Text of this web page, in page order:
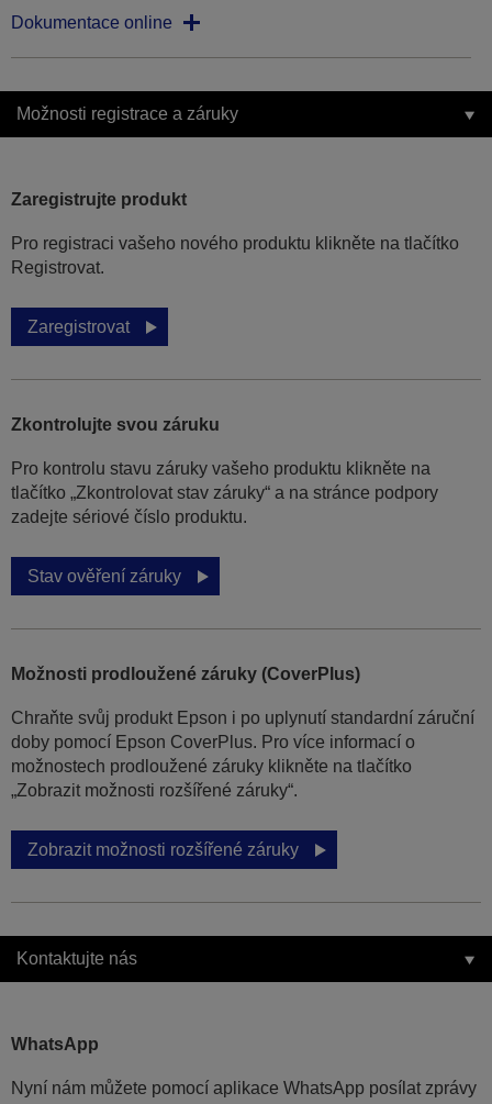
Dokumentace online
Možnosti registrace a záruky
Zaregistrujte produkt
Pro registraci vašeho nového produktu klikněte na tlačítko
Registrovat.
Zaregistrovat
Zkontrolujte svou záruku
Pro kontrolu stavu záruky vašeho produktu klikněte na
tlačítko „Zkontrolovat stav záruky“ a na stránce podpory
zadejte sériové číslo produktu.
Stav ověření záruky
Možnosti prodloužené záruky (CoverPlus)
Chraňte svůj produkt Epson i po uplynutí standardní záruční
doby pomocí Epson CoverPlus. Pro více informací o
možnostech prodloužené záruky klikněte na tlačítko
„Zobrazit možnosti rozšířené záruky“.
Zobrazit možnosti rozšířené záruky
Kontaktujte nás
WhatsApp
Nyní nám můžete pomocí aplikace WhatsApp posílat zprávy